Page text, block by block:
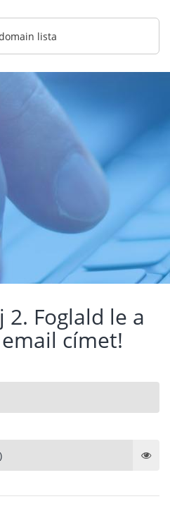
lista
2. Foglald le a
címet!